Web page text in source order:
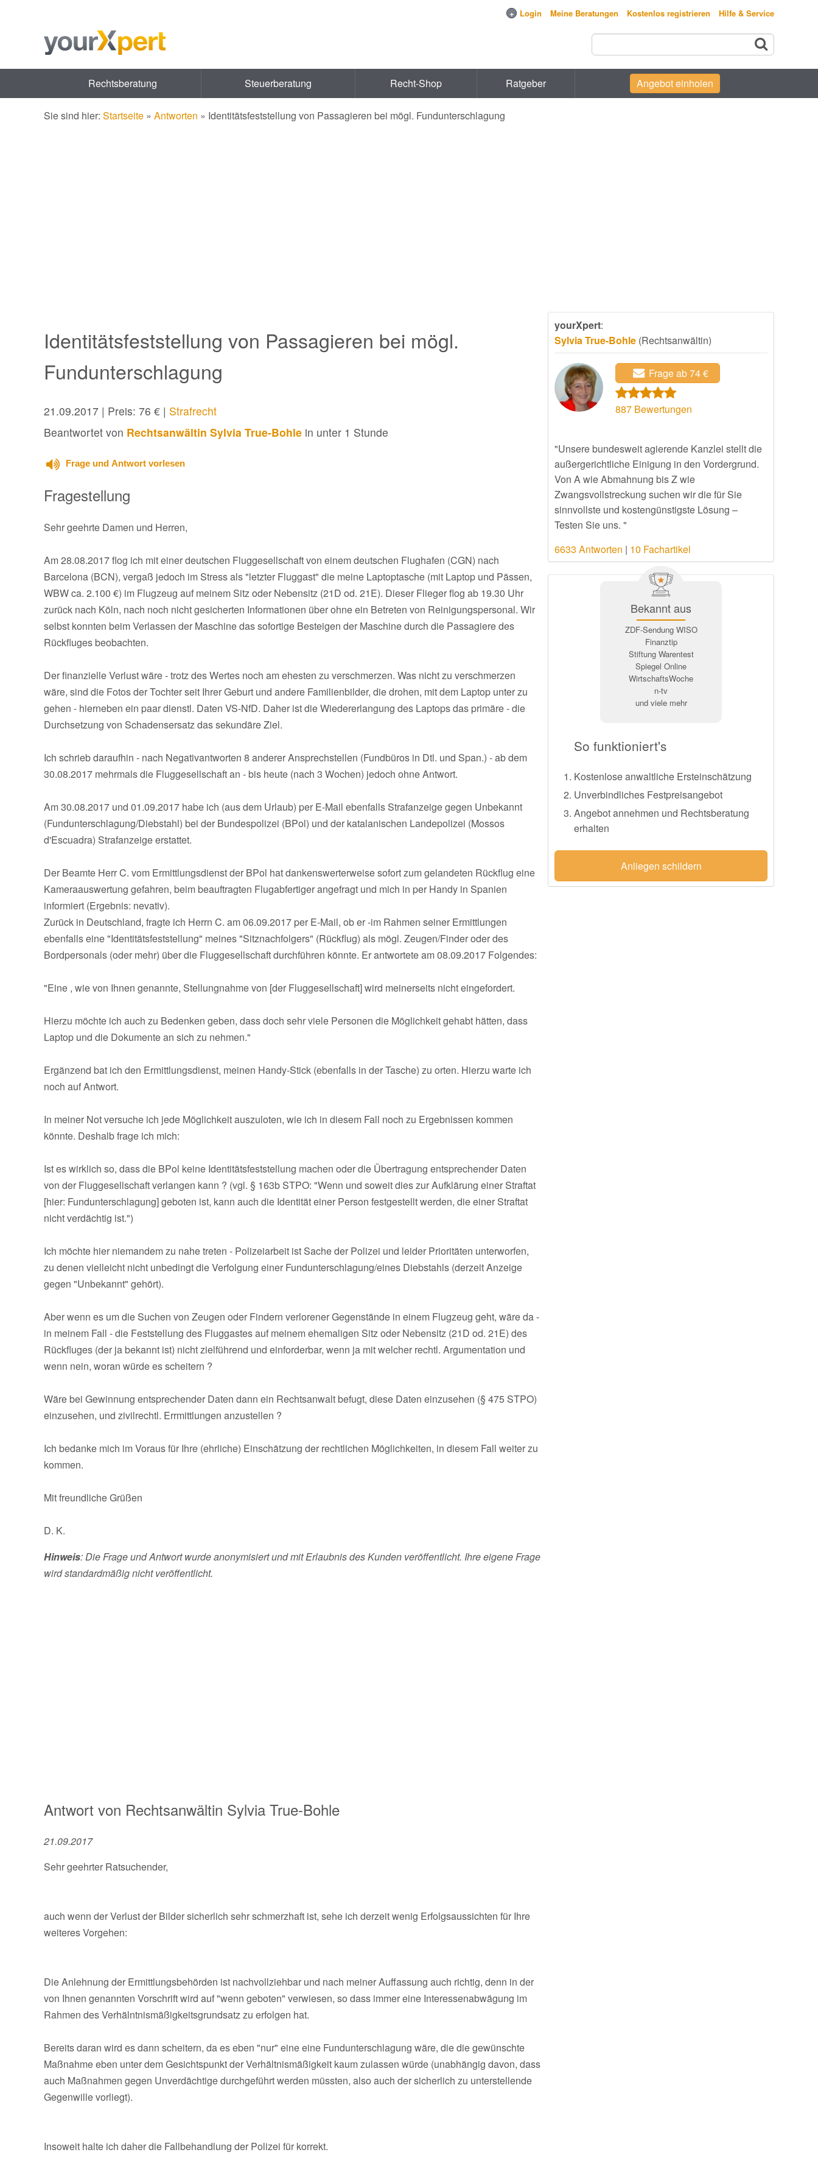
+ Login Meine Beratungen Kostenlos registrieren Hilfe & Service
Rechtsberatung Steuerberatung Recht-Shop Ratgeber Angebot einholen
Sie sind hier: Startseite » Antworten » Identitätsfeststellung von Passagieren bei mögl. Fundunterschlagung
Identitätsfeststellung von Passagieren bei mögl.
Fundunterschlagung
21.09.2017 | Preis: 76 € | Strafrecht
Beantwortet von Rechtsanwältin Sylvia True-Bohle in unter 1 Stunde
Frage und Antwort vorlesen
Fragestellung
Sehr geehrte Damen und Herren,
Am 28.08.2017 flog ich mit einer deutschen Fluggesellschaft von einem deutschen Flughafen (CGN) nach
Barcelona (BCN), vergaß jedoch im Stress als "letzter Fluggast" die meine Laptoptasche (mit Laptop und Pässen,
WBW ca. 2.100 €) im Flugzeug auf meinem Sitz oder Nebensitz (21D od. 21E). Dieser Flieger flog ab 19.30 Uhr
zurück nach Köln, nach noch nicht gesicherten Informationen über ohne ein Betreten von Reinigungspersonal. Wir
selbst konnten beim Verlassen der Maschine das sofortige Besteigen der Maschine durch die Passagiere des
Rückfluges beobachten.
Der finanzielle Verlust wäre - trotz des Wertes noch am ehesten zu verschmerzen. Was nicht zu verschmerzen
wäre, sind die Fotos der Tochter seit Ihrer Geburt und andere Familienbilder, die drohen, mit dem Laptop unter zu
gehen - hierneben ein paar dienstl. Daten VS-NfD. Daher ist die Wiedererlangung des Laptops das primäre - die
Durchsetzung von Schadensersatz das sekundäre Ziel.
Ich schrieb daraufhin - nach Negativantworten 8 anderer Ansprechstellen (Fundbüros in Dtl. und Span.) - ab dem
30.08.2017 mehrmals die Fluggesellschaft an - bis heute (nach 3 Wochen) jedoch ohne Antwort.
Am 30.08.2017 und 01.09.2017 habe ich (aus dem Urlaub) per E-Mail ebenfalls Strafanzeige gegen Unbekannt
(Fundunterschlagung/Diebstahl) bei der Bundespolizei (BPol) und der katalanischen Landepolizei (Mossos
d'Escuadra) Strafanzeige erstattet.
Der Beamte Herr C. vom Ermittlungsdienst der BPol hat dankenswerterweise sofort zum gelandeten Rückflug eine
Kameraauswertung gefahren, beim beauftragten Flugabfertiger angefragt und mich in per Handy in Spanien
informiert (Ergebnis: nevativ).
Zurück in Deutschland, fragte ich Herrn C. am 06.09.2017 per E-Mail, ob er -im Rahmen seiner Ermittlungen
ebenfalls eine "Identitätsfeststellung" meines "Sitznachfolgers" (Rückflug) als mögl. Zeugen/Finder oder des
Bordpersonals (oder mehr) über die Fluggesellschaft durchführen könnte. Er antwortete am 08.09.2017 Folgendes:
"Eine , wie von Ihnen genannte, Stellungnahme von [der Fluggesellschaft] wird meinerseits nicht eingefordert.
Hierzu möchte ich auch zu Bedenken geben, dass doch sehr viele Personen die Möglichkeit gehabt hätten, dass
Laptop und die Dokumente an sich zu nehmen."
Ergänzend bat ich den Ermittlungsdienst, meinen Handy-Stick (ebenfalls in der Tasche) zu orten. Hierzu warte ich
noch auf Antwort.
In meiner Not versuche ich jede Möglichkeit auszuloten, wie ich in diesem Fall noch zu Ergebnissen kommen
könnte. Deshalb frage ich mich:
Ist es wirklich so, dass die BPol keine Identitätsfeststellung machen oder die Übertragung entsprechender Daten
von der Fluggesellschaft verlangen kann ? (vgl. § 163b STPO: "Wenn und soweit dies zur Aufklärung einer Straftat
[hier: Fundunterschlagung] geboten ist, kann auch die Identität einer Person festgestellt werden, die einer Straftat
nicht verdächtig ist.")
Ich möchte hier niemandem zu nahe treten - Polizeiarbeit ist Sache der Polizei und leider Prioritäten unterworfen,
zu denen vielleicht nicht unbedingt die Verfolgung einer Fundunterschlagung/eines Diebstahls (derzeit Anzeige
gegen "Unbekannt" gehört).
Aber wenn es um die Suchen von Zeugen oder Findern verlorener Gegenstände in einem Flugzeug geht, wäre da -
in meinem Fall - die Feststellung des Fluggastes auf meinem ehemaligen Sitz oder Nebensitz (21D od. 21E) des
Rückfluges (der ja bekannt ist) nicht zielführend und einforderbar, wenn ja mit welcher rechtl. Argumentation und
wenn nein, woran würde es scheitern ?
Wäre bei Gewinnung entsprechender Daten dann ein Rechtsanwalt befugt, diese Daten einzusehen (§ 475 STPO)
einzusehen, und zivilrechtl. Errmittlungen anzustellen ?
Ich bedanke mich im Voraus für Ihre (ehrliche) Einschätzung der rechtlichen Möglichkeiten, in diesem Fall weiter zu
kommen.
Mit freundliche Grüßen
D. K.
Hinweis: Die Frage und Antwort wurde anonymisiert und mit Erlaubnis des Kunden veröffentlicht. Ihre eigene Frage
wird standardmäßig nicht veröffentlicht.
Antwort von Rechtsanwältin Sylvia True-Bohle
21.09.2017
Sehr geehrter Ratsuchender,
auch wenn der Verlust der Bilder sicherlich sehr schmerzhaft ist, sehe ich derzeit wenig Erfolgsaussichten für Ihre
weiteres Vorgehen:
Die Anlehnung der Ermittlungsbehörden ist nachvollziehbar und nach meiner Auffassung auch richtig, denn in der
von Ihnen genannten Vorschrift wird auf "wenn geboten" verwiesen, so dass immer eine Interessenabwägung im
Rahmen des Verhälntnismäßigkeitsgrundsatz zu erfolgen hat.
Bereits daran wird es dann scheitern, da es eben "nur" eine eine Fundunterschlagung wäre, die die gewünschte
Maßnahme eben unter dem Gesichtspunkt der Verhältnismäßigkeit kaum zulassen würde (unabhängig davon, dass
auch Maßnahmen gegen Unverdächtige durchgeführt werden müssten, also auch der sicherlich zu unterstellende
Gegenwille vorliegt).
Insoweit halte ich daher die Fallbehandlung der Polizei für korrekt.
yourXpert:
Sylvia True-Bohle (Rechtsanwältin)
Frage ab 74 €
887 Bewertungen
"Unsere bundesweit agierende Kanzlei stellt die
außergerichtliche Einigung in den Vordergrund.
Von A wie Abmahnung bis Z wie
Zwangsvollstreckung suchen wir die für Sie
sinnvollste und kostengünstigste Lösung –
Testen Sie uns. "
6633 Antworten | 10 Fachartikel
Bekannt aus
ZDF-Sendung WISO
Finanztip
Stiftung Warentest
Spiegel Online
WirtschaftsWoche
n-tv
und viele mehr
So funktioniert's
Kostenlose anwaltliche Ersteinschätzung
Unverbindliches Festpreisangebot
Angebot annehmen und Rechtsberatung
erhalten
Anliegen schildern